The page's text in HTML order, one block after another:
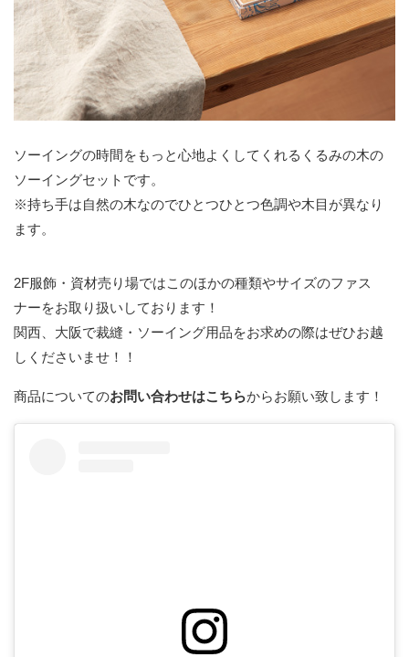
ソーイングの時間をもっと心地よくしてくれるくるみの木の
ソーイングセットです。
※持ち手は自然の木なのでひとつひとつ色調や木目が異なり
ます。
2F服飾・資材売り場ではこのほかの種類やサイズのファス
ナーをお取り扱いしております！
関西、大阪で裁縫・ソーイング用品をお求めの際はぜひお越
しくださいませ！！
商品についてのお問い合わせはこちらからお願い致します！